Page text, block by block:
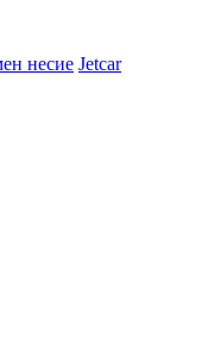
несие Jetcar